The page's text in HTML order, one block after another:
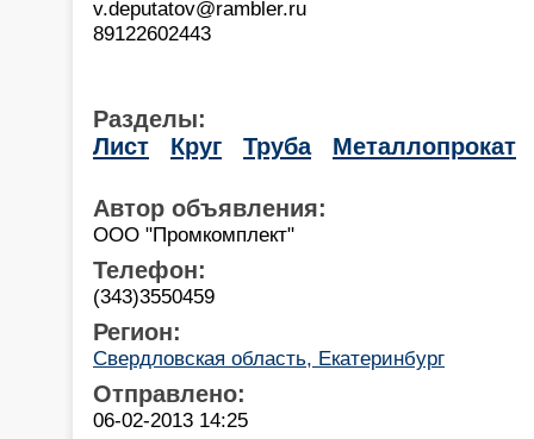
v.deputatov@rambler.ru
89122602443
Разделы:
Лист
Круг Труба Металлопрокат
Автор объявления:
ООО "Промкомплект"
Телефон:
(343)3550459
Регион:
Свердловская область, Екатеринбург
Отправлено:
06-02-2013 14:25